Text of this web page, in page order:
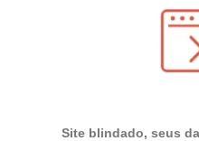
Site blindado, seus